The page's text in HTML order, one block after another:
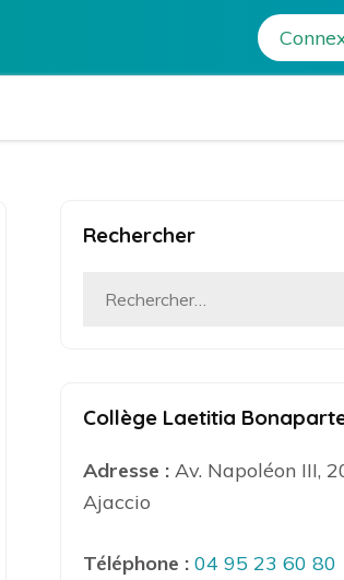
Laetitia Bonaparte –
Rechercher
Rechercher :
Collège Laetitia
Adresse : Av. Napoléon III,
Ajaccio
Téléphone : 04 95 23 60 80